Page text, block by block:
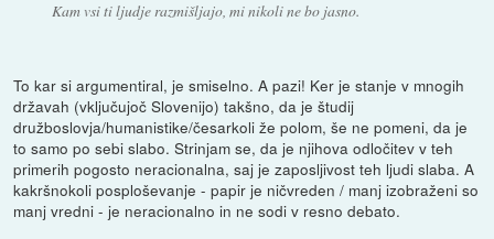
Kam vsi ti ljudje razmišljajo, mi nikoli ne bo jasno.
To kar si argumentiral, je smiselno. A pazi! Ker je stanje v mnogih
državah (vključujoč Slovenijo) takšno, da je študij
družboslovja/humanistike/česarkoli že polom, še ne pomeni, da je
to samo po sebi slabo. Strinjam se, da je njihova odločitev v teh
primerih pogosto neracionalna, saj je zaposljivost teh ljudi slaba. A
kakršnokoli posploševanje - papir je ničvreden / manj izobraženi so
manj vredni - je neracionalno in ne sodi v resno debato.